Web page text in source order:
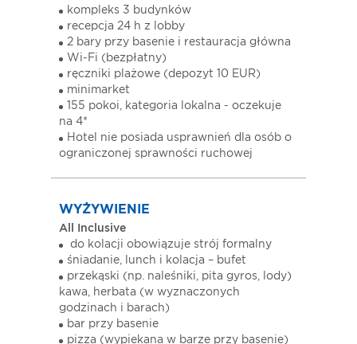
kompleks 3 budynków
recepcja 24 h z lobby
2 bary przy basenie i restauracja główna
Wi-Fi (bezpłatny)
ręczniki plażowe (depozyt 10 EUR)
minimarket
155 pokoi, kategoria lokalna - oczekuje
na 4*
Hotel nie posiada usprawnień dla osób o
ograniczonej sprawności ruchowej
WYŻYWIENIE
All Inclusive
do kolacji obowiązuje strój formalny
śniadanie, lunch i kolacja – bufet
przekąski (np. naleśniki, pita gyros, lody)
kawa, herbata (w wyznaczonych
godzinach i barach)
bar przy basenie
pizza (wypiekana w barze przy basenie)